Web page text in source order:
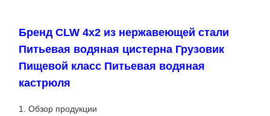
Бренд CLW 4x2 из нержавеющей стали
Питьевая водяная цистерна Грузовик
Пищевой класс Питьевая водяная
кастрюля
1. Обзор продукции